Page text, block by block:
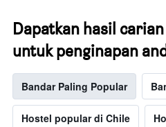
Dapatkan hasil
untuk penginapan
Bandar Paling Popular
Hostel popular di Chile